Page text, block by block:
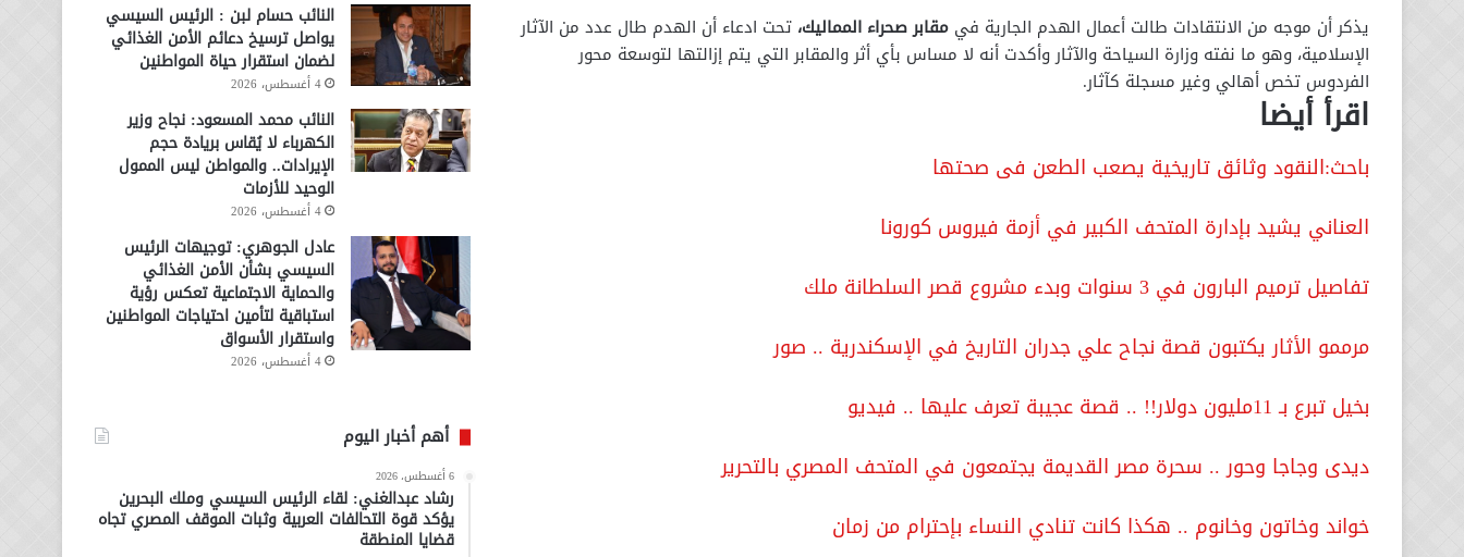
يذكر أن موجه من الانتقادات طالت أعمال الهدم الجارية في مقابر صحراء المماليك، تحت ادعاء أن الهدم طال عدد من الآثار
الإسلامية، وهو ما نفته وزارة السياحة والآثار وأكدت أنه لا مساس بأي أثر والمقابر التي يتم إزالتها لتوسعة محور
الفردوس تخص أهالي وغير مسجلة كآثار.
اقرأ أيضا
باحث:النقود وثائق تاريخية يصعب الطعن فى صحتها
العناني يشيد بإدارة المتحف الكبير في أزمة فيروس كورونا
تفاصيل ترميم البارون في 3 سنوات وبدء مشروع قصر السلطانة ملك
مرممو الأثار يكتبون قصة نجاح علي جدران التاريخ في الإسكندرية .. صور
بخيل تبرع بـ 11مليون دولار!! .. قصة عجيبة تعرف عليها .. فيديو
ديدى وجاجا وحور .. سحرة مصر القديمة يجتمعون في المتحف المصري بالتحرير
خواند وخاتون وخانوم .. هكذا كانت تنادي النساء بإحترام من زمان
النائب حسام لبن : الرئيس السيسي
يواصل ترسيخ دعائم الأمن الغذائي
لضمان استقرار حياة المواطنين
4 أغسطس، 2026
النائب محمد المسعود: نجاح وزير
الكهرباء لا يُقاس بريادة حجم
الإيرادات.. والمواطن ليس الممول
الوحيد للأزمات
4 أغسطس، 2026
عادل الجوهري: توجيهات الرئيس
السيسي بشأن الأمن الغذائي
والحماية الاجتماعية تعكس رؤية
استباقية لتأمين احتياجات المواطنين
واستقرار الأسواق
4 أغسطس، 2026
أهم أخبار اليوم
6 أغسطس، 2026
رشاد عبدالغني: لقاء الرئيس السيسي وملك البحرين
يؤكد قوة التحالفات العربية وثبات الموقف المصري تجاه
قضايا المنطقة